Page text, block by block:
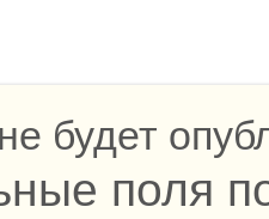
будет
поля